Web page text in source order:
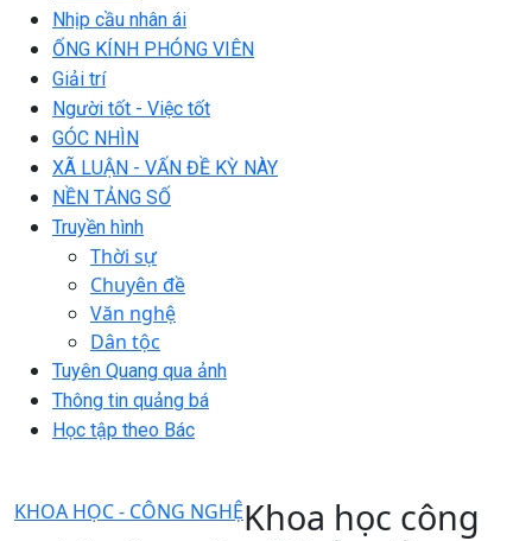
Nhịp cầu nhân ái
ỐNG KÍNH PHÓNG VIÊN
Giải trí
Người tốt - Việc tốt
GÓC NHÌN
XÃ LUẬN - VẤN ĐỀ KỲ NÀY
NỀN TẢNG SỐ
Truyền hình
Thời sự
Chuyên đề
Văn nghệ
Dân tộc
Tuyên Quang qua ảnh
Thông tin quảng bá
Học tập theo Bác
KHOA HỌC - CÔNG NGHỆKhoa học công